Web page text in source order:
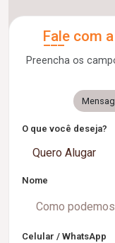
Fale com
Preencha os
O que você deseja?
Quero Alugar
Nome
Celular / WhatsApp